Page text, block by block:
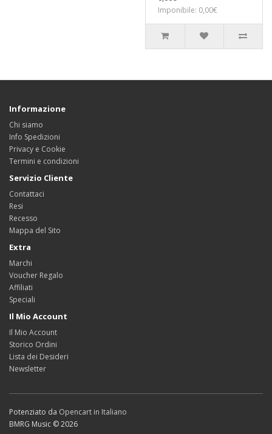
Imponibile: 0,00€
Informazione
Chi siamo
Info Spedizioni
Privacy e Cookie
Termini e condizioni
Servizio Cliente
Contattaci
Resi
Recesso
Mappa del Sito
Extra
Marchi
Voucher Regalo
Affiliati
Speciali
Il Mio Account
Il Mio Account
Storico Ordini
Lista dei Desideri
Newsletter
Potenziato da Opencart in Italiano
BMRG Music © 2026